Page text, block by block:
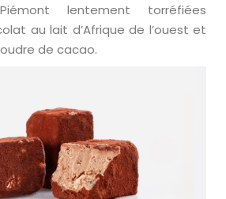
lentement torréfiées
au lait d’Afrique de l’ouest et
de cacao.